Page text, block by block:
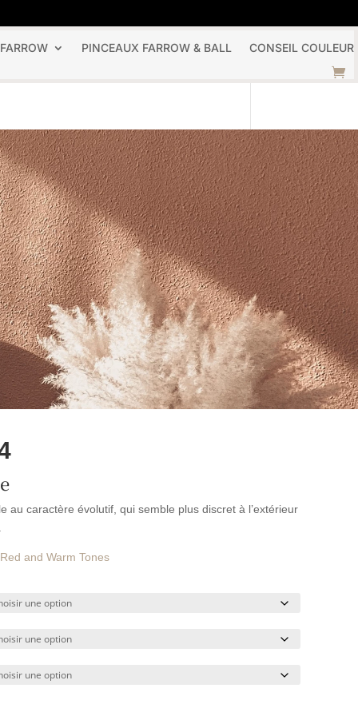
PINCEAUX FARROW & BALL CONSEIL COULEUR
au caractère évolutif, qui semble plus discret à l’extérieur
Red and Warm Tones